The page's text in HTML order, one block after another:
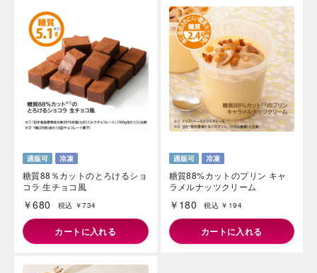
糖質88％カットのとろけるショ
コラ 生チョコ風
￥680 税込 ￥734
カートに入れる
糖質88%カットのプリン キャ
ラメルナッツクリーム
￥180 税込 ￥194
カートに入れる